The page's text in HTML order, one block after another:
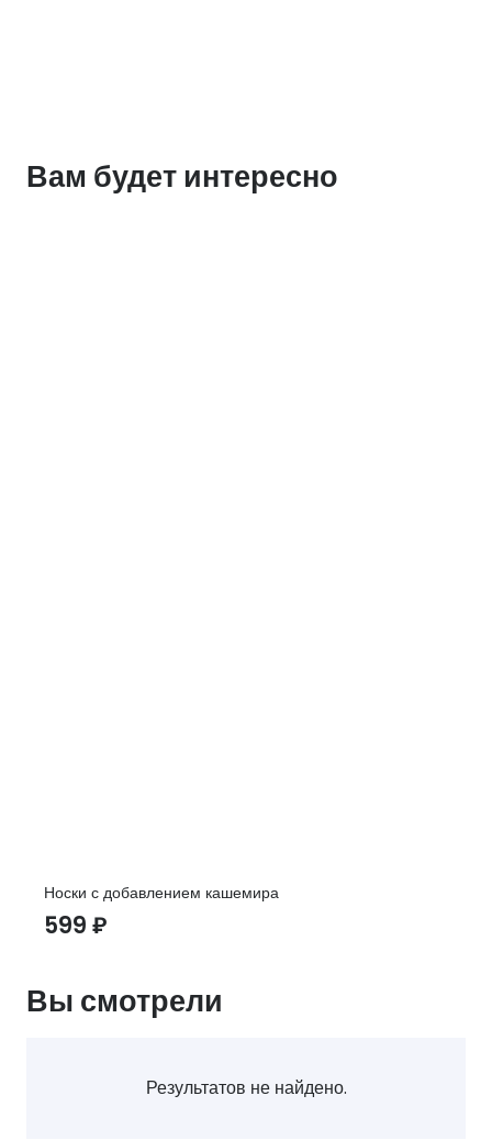
Вам будет интересно
Носки с добавлением кашемира
599 ₽
Вы смотрели
Результатов не найдено.